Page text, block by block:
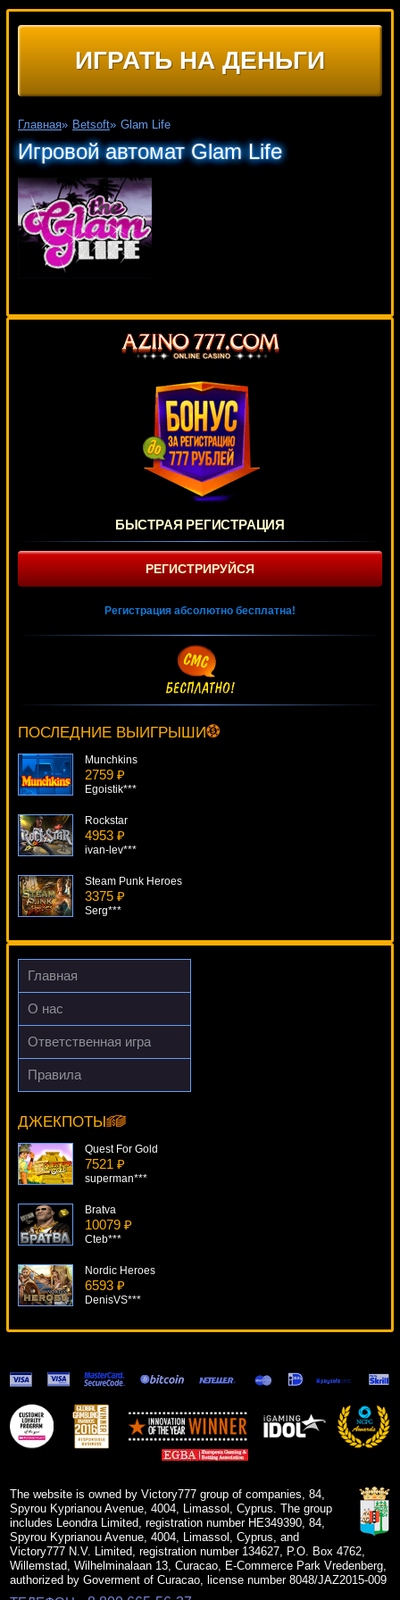
ИГРАТЬ НА ДЕНЬГИ
Главная» Betsoft» Glam Life
Игровой автомат Glam Life
БЫСТРАЯ РЕГИСТРАЦИЯ
РЕГИСТРИРУЙСЯ
Регистрация абсолютно бесплатна!
ПОСЛЕДНИЕ ВЫИГРЫШИ
turen***
Munchkins
2759 ₽
Egoistik***
Rockstar
4953 ₽
ivan-lev***
Steam Punk Heroes
3375 ₽
Serg***
Fruit Case
4092 ₽
Cteb***
Главная
О нас
Ответственная игра
Правила
ДЖЕКПОТЫ
Red Dog Progressive
aleg***
Quest For Gold
7521 ₽
superman***
Bratva
10079 ₽
Cteb***
Nordic Heroes
6593 ₽
DenisVS***
The Alchemist
16943 ₽
Root77***
Butterflies
The website is owned by Victory777 group of companies, 84,
Spyrou Kyprianou Avenue, 4004, Limassol, Cyprus. The group
includes Leondra Limited, registration number HE349390, 84,
Spyrou Kyprianou Avenue, 4004, Limassol, Cyprus, and
Victory777 N.V. Limited, registration number 134627, P.O. Box 4762,
Willemstad, Wilhelminalaan 13, Curacao, E-Commerce Park Vredenberg,
authorized by Goverment of Curacao, license number 8048/JAZ2015-009